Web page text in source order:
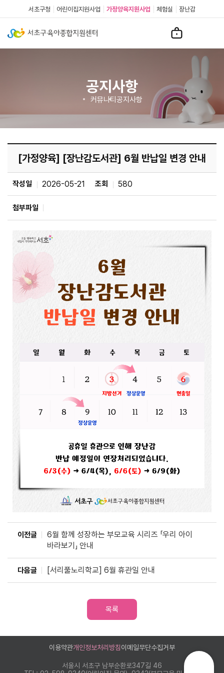
서초구청 어린이집지원사업 가정양육지원사업 체험실 장난감
공지사항
커뮤니티 공지사항
[가정양육] [장난감도서관] 6월 반납일 변경 안내
작성일 2026-05-21 조회 580
첨부파일
이전글
6월 함께 성장하는 부모교육 시리즈 「우리 아이
바라보기」 안내
다음글 [서리풀노리학교] 6월 휴관일 안내
목록
이용약관개인정보처리방침이메일무단수집거부
서울시 서초구 남부순환로347길 46